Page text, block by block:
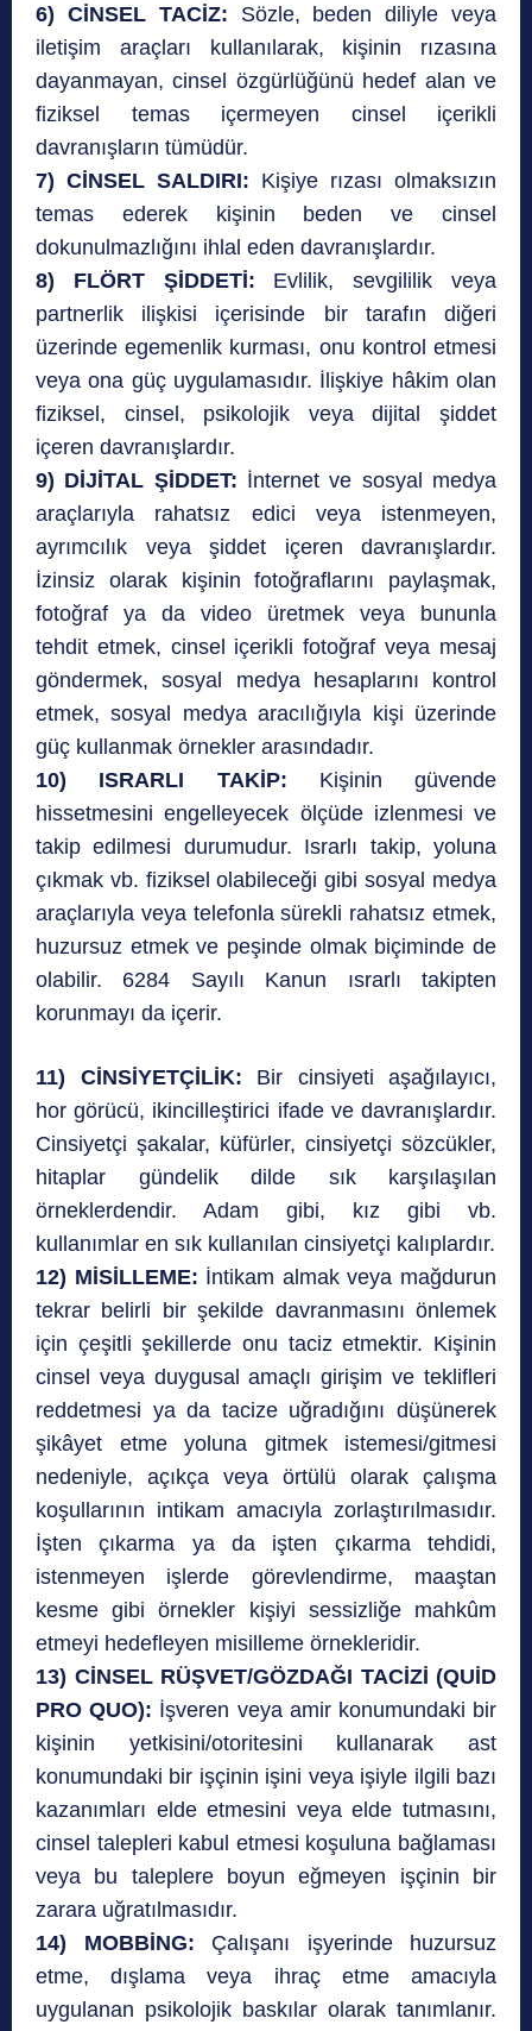
6) CİNSEL TACİZ: Sözle, beden diliyle veya
iletişim araçları kullanılarak, kişinin rızasına
dayanmayan, cinsel özgürlüğünü hedef alan ve
fiziksel temas içermeyen cinsel içerikli
davranışların tümüdür.
7) CİNSEL SALDIRI: Kişiye rızası olmaksızın
temas ederek kişinin beden ve cinsel
dokunulmazlığını ihlal eden davranışlardır.
8) FLÖRT ŞİDDETİ: Evlilik, sevgililik veya
partnerlik ilişkisi içerisinde bir tarafın diğeri
üzerinde egemenlik kurması, onu kontrol etmesi
veya ona güç uygulamasıdır. İlişkiye hâkim olan
fiziksel, cinsel, psikolojik veya dijital şiddet
içeren davranışlardır.
9) DİJİTAL ŞİDDET: İnternet ve sosyal medya
araçlarıyla rahatsız edici veya istenmeyen,
ayrımcılık veya şiddet içeren davranışlardır.
İzinsiz olarak kişinin fotoğraflarını paylaşmak,
fotoğraf ya da video üretmek veya bununla
tehdit etmek, cinsel içerikli fotoğraf veya mesaj
göndermek, sosyal medya hesaplarını kontrol
etmek, sosyal medya aracılığıyla kişi üzerinde
güç kullanmak örnekler arasındadır.
10) ISRARLI TAKİP: Kişinin güvende
hissetmesini engelleyecek ölçüde izlenmesi ve
takip edilmesi durumudur. Israrlı takip, yoluna
çıkmak vb. fiziksel olabileceği gibi sosyal medya
araçlarıyla veya telefonla sürekli rahatsız etmek,
huzursuz etmek ve peşinde olmak biçiminde de
olabilir. 6284 Sayılı Kanun ısrarlı takipten
korunmayı da içerir.
11) CİNSİYETÇİLİK: Bir cinsiyeti aşağılayıcı,
hor görücü, ikincilleştirici ifade ve davranışlardır.
Cinsiyetçi şakalar, küfürler, cinsiyetçi sözcükler,
hitaplar gündelik dilde sık karşılaşılan
örneklerdendir. Adam gibi, kız gibi vb.
kullanımlar en sık kullanılan cinsiyetçi kalıplardır.
12) MİSİLLEME: İntikam almak veya mağdurun
tekrar belirli bir şekilde davranmasını önlemek
için çeşitli şekillerde onu taciz etmektir. Kişinin
cinsel veya duygusal amaçlı girişim ve teklifleri
reddetmesi ya da tacize uğradığını düşünerek
şikâyet etme yoluna gitmek istemesi/gitmesi
nedeniyle, açıkça veya örtülü olarak çalışma
koşullarının intikam amacıyla zorlaştırılmasıdır.
İşten çıkarma ya da işten çıkarma tehdidi,
istenmeyen işlerde görevlendirme, maaştan
kesme gibi örnekler kişiyi sessizliğe mahkûm
etmeyi hedefleyen misilleme örnekleridir.
13) CİNSEL RÜŞVET/GÖZDAĞI TACİZİ (QUİD
PRO QUO): İşveren veya amir konumundaki bir
kişinin yetkisini/otoritesini kullanarak ast
konumundaki bir işçinin işini veya işiyle ilgili bazı
kazanımları elde etmesini veya elde tutmasını,
cinsel talepleri kabul etmesi koşuluna bağlaması
veya bu taleplere boyun eğmeyen işçinin bir
zarara uğratılmasıdır.
14) MOBBİNG: Çalışanı işyerinde huzursuz
etme, dışlama veya ihraç etme amacıyla
uygulanan psikolojik baskılar olarak tanımlanır.